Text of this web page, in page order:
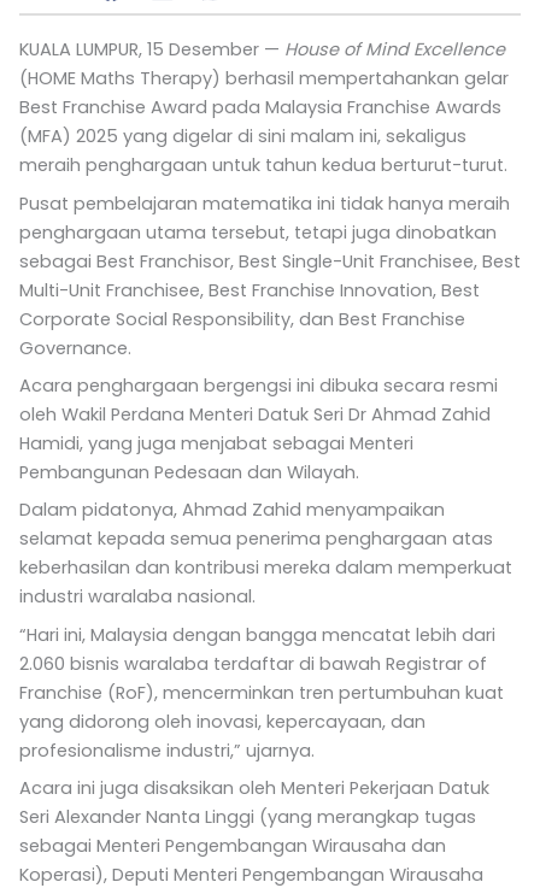
KUALA LUMPUR, 15 Desember — House of Mind Excellence
(HOME Maths Therapy) berhasil mempertahankan gelar
Best Franchise Award pada Malaysia Franchise Awards
(MFA) 2025 yang digelar di sini malam ini, sekaligus
meraih penghargaan untuk tahun kedua berturut-turut.
Pusat pembelajaran matematika ini tidak hanya meraih
penghargaan utama tersebut, tetapi juga dinobatkan
sebagai Best Franchisor, Best Single-Unit Franchisee, Best
Multi-Unit Franchisee, Best Franchise Innovation, Best
Corporate Social Responsibility, dan Best Franchise
Governance.
Acara penghargaan bergengsi ini dibuka secara resmi
oleh Wakil Perdana Menteri Datuk Seri Dr Ahmad Zahid
Hamidi, yang juga menjabat sebagai Menteri
Pembangunan Pedesaan dan Wilayah.
Dalam pidatonya, Ahmad Zahid menyampaikan
selamat kepada semua penerima penghargaan atas
keberhasilan dan kontribusi mereka dalam memperkuat
industri waralaba nasional.
“Hari ini, Malaysia dengan bangga mencatat lebih dari
2.060 bisnis waralaba terdaftar di bawah Registrar of
Franchise (RoF), mencerminkan tren pertumbuhan kuat
yang didorong oleh inovasi, kepercayaan, dan
profesionalisme industri,” ujarnya.
Acara ini juga disaksikan oleh Menteri Pekerjaan Datuk
Seri Alexander Nanta Linggi (yang merangkap tugas
sebagai Menteri Pengembangan Wirausaha dan
Koperasi), Deputi Menteri Pengembangan Wirausaha